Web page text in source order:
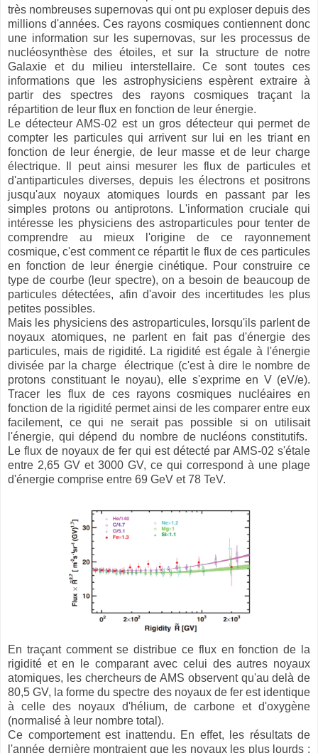
très nombreuses supernovas qui ont pu exploser depuis des
millions d'années. Ces rayons cosmiques contiennent donc
une information sur les supernovas, sur les processus de
nucléosynthèse des étoiles, et sur la structure de notre
Galaxie et du milieu interstellaire. Ce sont toutes ces
informations que les astrophysiciens espèrent extraire à
partir des spectres des rayons cosmiques traçant la
répartition de leur flux en fonction de leur énergie.
Le détecteur AMS-02 est un gros détecteur qui permet de
compter les particules qui arrivent sur lui en les triant en
fonction de leur énergie, de leur masse et de leur charge
électrique. Il peut ainsi mesurer les flux de particules et
d'antiparticules diverses, depuis les électrons et positrons
jusqu'aux noyaux atomiques lourds en passant par les
simples protons ou antiprotons. L'information cruciale qui
intéresse les physiciens des astroparticules pour tenter de
comprendre au mieux l'origine de ce rayonnement
cosmique, c'est comment ce répartit le flux de ces particules
en fonction de leur énergie cinétique. Pour construire ce
type de courbe (leur spectre), on a besoin de beaucoup de
particules détectées, afin d'avoir des incertitudes les plus
petites possibles.
Mais les physiciens des astroparticules, lorsqu'ils parlent de
noyaux atomiques, ne parlent en fait pas d'énergie des
particules, mais de rigidité. La rigidité est égale à l'énergie
divisée par la charge électrique (c'est à dire le nombre de
protons constituant le noyau), elle s'exprime en V (eV/e).
Tracer les flux de ces rayons cosmiques nucléaires en
fonction de la rigidité permet ainsi de les comparer entre eux
facilement, ce qui ne serait pas possible si on utilisait
l'énergie, qui dépend du nombre de nucléons constitutifs.
Le flux de noyaux de fer qui est détecté par AMS-02 s'étale
entre 2,65 GV et 3000 GV, ce qui correspond à une plage
d'énergie comprise entre 69 GeV et 78 TeV.
En traçant comment se distribue ce flux en fonction de la
rigidité et en le comparant avec celui des autres noyaux
atomiques, les chercheurs de AMS observent qu'au delà de
80,5 GV, la forme du spectre des noyaux de fer est identique
à celle des noyaux d'hélium, de carbone et d'oxygène
(normalisé à leur nombre total).
Ce comportement est inattendu. En effet, les résultats de
l'année dernière montraient que les noyaux les plus lourds :